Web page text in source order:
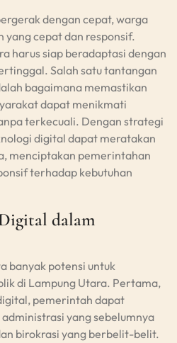
dengan cepat, warga
yang cepat dan responsif.
harus siap beradaptasi dengan
Salah satu tantangan
bagaimana memastikan
dapat menikmati
terkecuali. Dengan strategi
digital dapat meratakan
menciptakan pemerintahan
terhadap kebutuhan
dalam
banyak potensi untuk
di Lampung Utara. Pertama,
pemerintah dapat
yang sebelumnya
birokrasi yang berbelit-belit.